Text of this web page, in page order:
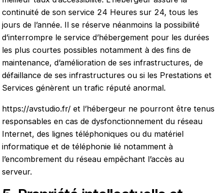
continuité de son service 24 Heures sur 24, tous les
jours de l’année. Il se réserve néanmoins la possibilité
d’interrompre le service d’hébergement pour les durées
les plus courtes possibles notamment à des fins de
maintenance, d’amélioration de ses infrastructures, de
défaillance de ses infrastructures ou si les Prestations et
Services génèrent un trafic réputé anormal.
https://avstudio.fr/ et l’hébergeur ne pourront être tenus
responsables en cas de dysfonctionnement du réseau
Internet, des lignes téléphoniques ou du matériel
informatique et de téléphonie lié notamment à
l’encombrement du réseau empêchant l’accès au
serveur.